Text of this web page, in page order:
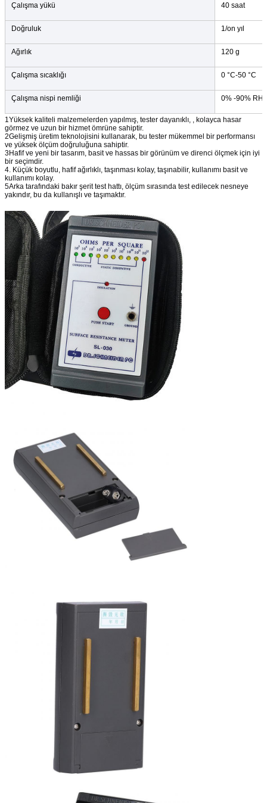
Çalışma yükü 40 saat
Doğruluk 1/on yıl
Ağırlık 120 g
Çalışma sıcaklığı 0 °C-50 °C
Çalışma nispi nemliği 0% -90% RH
1Yüksek kaliteli malzemelerden yapılmış, tester dayanıklı, , kolayca hasar
görmez ve uzun bir hizmet ömrüne sahiptir.
2Gelişmiş üretim teknolojisini kullanarak, bu tester mükemmel bir performansı
ve yüksek ölçüm doğruluğuna sahiptir.
3Hafif ve yeni bir tasarım, basit ve hassas bir görünüm ve direnci ölçmek için iyi
bir seçimdir.
4. Küçük boyutlu, hafif ağırlıklı, taşınması kolay, taşınabilir, kullanımı basit ve
kullanımı kolay.
5Arka tarafındaki bakır şerit test hattı, ölçüm sırasında test edilecek nesneye
yakındır, bu da kullanışlı ve taşımaktır.